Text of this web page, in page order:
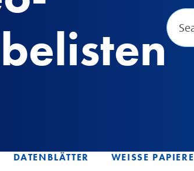
DATENBLÄTTER WEISSE PAPIERE